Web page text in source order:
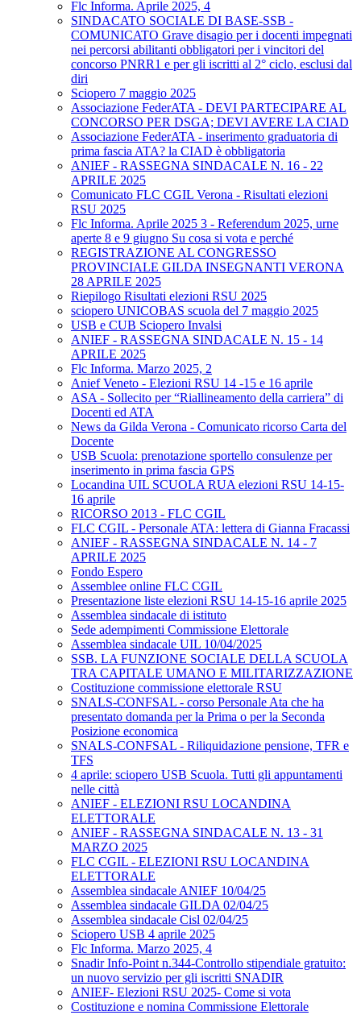
Flc Informa. Aprile 2025, 4
SINDACATO SOCIALE DI BASE-SSB -
COMUNICATO Grave disagio per i docenti impegnati
nei percorsi abilitanti obbligatori per i vincitori del
concorso PNRR1 e per gli iscritti al 2° ciclo, esclusi dal
diri
Sciopero 7 maggio 2025
Associazione FederATA - DEVI PARTECIPARE AL
CONCORSO PER DSGA; DEVI AVERE LA CIAD
Associazione FederATA - inserimento graduatoria di
prima fascia ATA? la CIAD è obbligatoria
ANIEF - RASSEGNA SINDACALE N. 16 - 22
APRILE 2025
Comunicato FLC CGIL Verona - Risultati elezioni
RSU 2025
Flc Informa. Aprile 2025 3 - Referendum 2025, urne
aperte 8 e 9 giugno Su cosa si vota e perché
REGISTRAZIONE AL CONGRESSO
PROVINCIALE GILDA INSEGNANTI VERONA
28 APRILE 2025
Riepilogo Risultati elezioni RSU 2025
sciopero UNICOBAS scuola del 7 maggio 2025
USB e CUB Sciopero Invalsi
ANIEF - RASSEGNA SINDACALE N. 15 - 14
APRILE 2025
Flc Informa. Marzo 2025, 2
Anief Veneto - Elezioni RSU 14 -15 e 16 aprile
ASA - Sollecito per “Riallineamento della carriera” di
Docenti ed ATA
News da Gilda Verona - Comunicato ricorso Carta del
Docente
USB Scuola: prenotazione sportello consulenze per
inserimento in prima fascia GPS
Locandina UIL SCUOLA RUA elezioni RSU 14-15-
16 aprile
RICORSO 2013 - FLC CGIL
FLC CGIL - Personale ATA: lettera di Gianna Fracassi
ANIEF - RASSEGNA SINDACALE N. 14 - 7
APRILE 2025
Fondo Espero
Assemblee online FLC CGIL
Presentazione liste elezioni RSU 14-15-16 aprile 2025
Assemblea sindacale di istituto
Sede adempimenti Commissione Elettorale
Assemblea sindacale UIL 10/04/2025
SSB. LA FUNZIONE SOCIALE DELLA SCUOLA
TRA CAPITALE UMANO E MILITARIZZAZIONE
Costituzione commissione elettorale RSU
SNALS-CONFSAL - corso Personale Ata che ha
presentato domanda per la Prima o per la Seconda
Posizione economica
SNALS-CONFSAL - Riliquidazione pensione, TFR e
TFS
4 aprile: sciopero USB Scuola. Tutti gli appuntamenti
nelle città
ANIEF - ELEZIONI RSU LOCANDINA
ELETTORALE
ANIEF - RASSEGNA SINDACALE N. 13 - 31
MARZO 2025
FLC CGIL - ELEZIONI RSU LOCANDINA
ELETTORALE
Assemblea sindacale ANIEF 10/04/25
Assemblea sindacale GILDA 02/04/25
Assemblea sindacale Cisl 02/04/25
Sciopero USB 4 aprile 2025
Flc Informa. Marzo 2025, 4
Snadir Info-Point n.344-Controllo stipendiale gratuito:
un nuovo servizio per gli iscritti SNADIR
ANIEF- Elezioni RSU 2025- Come si vota
Costituzione e nomina Commissione Elettorale